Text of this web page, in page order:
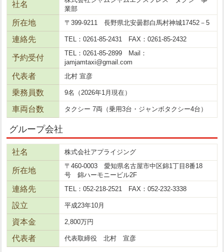
社名
業部
所在地 〒399-9211 長野県北安曇郡白馬村神城17452－5
連絡先 TEL：0261-85-2431 FAX：0261-85-2432
予約受付
TEL：0261-85-2899 Mail：
jamjamtaxi@gmail.com
代表者 北村 宣彦
乗務員数 9名（2026年1月現在）
車両台数 タクシー 7両（乗用3台・ジャンボタクシー4台）
グループ会社
社名 株式会社アプライジング
所在地
〒460-0003 愛知県名古屋市中区錦1丁目8番18
号 錦ハーモニービル2F
連絡先 TEL：052-218-2521 FAX：052-232-3338
設立 平成23年10月
資本金 2,800万円
代表者 代表取締役 北村 宣彦